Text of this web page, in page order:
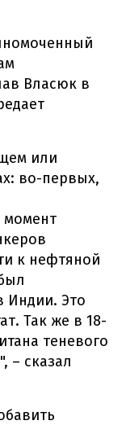
Власюк в
или
во-первых,
момент
к нефтяной
Индии. Это
Так же в 18-
теневого
– сказал